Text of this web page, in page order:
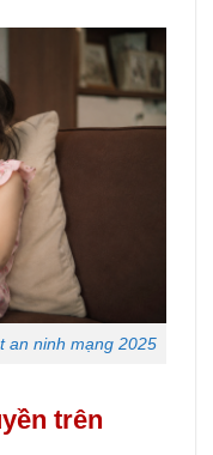
an ninh mạng 2025
trên